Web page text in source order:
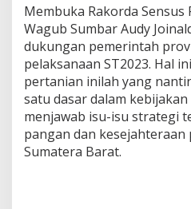
Membuka Rakorda
Wagub Sumbar Audy
dukungan pemerintah
pelaksanaan ST2023. Hal
pertanian inilah yang
satu dasar dalam
menjawab isu-isu strategi
pangan dan kesejahteraan
Sumatera Barat.